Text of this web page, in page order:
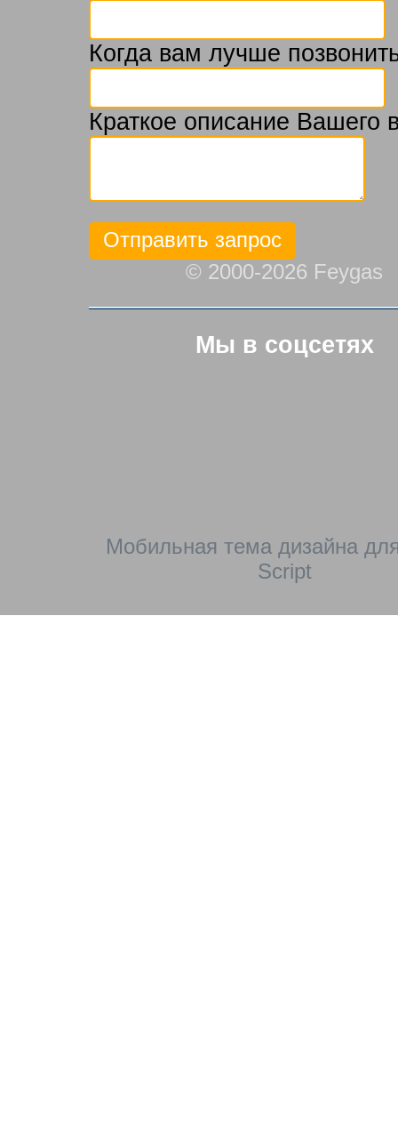
Когда вам лучше
Краткое описание Вашего
© 2000-2026 Feygas
Мы в соцсетях
Мобильная тема дизайна
Script